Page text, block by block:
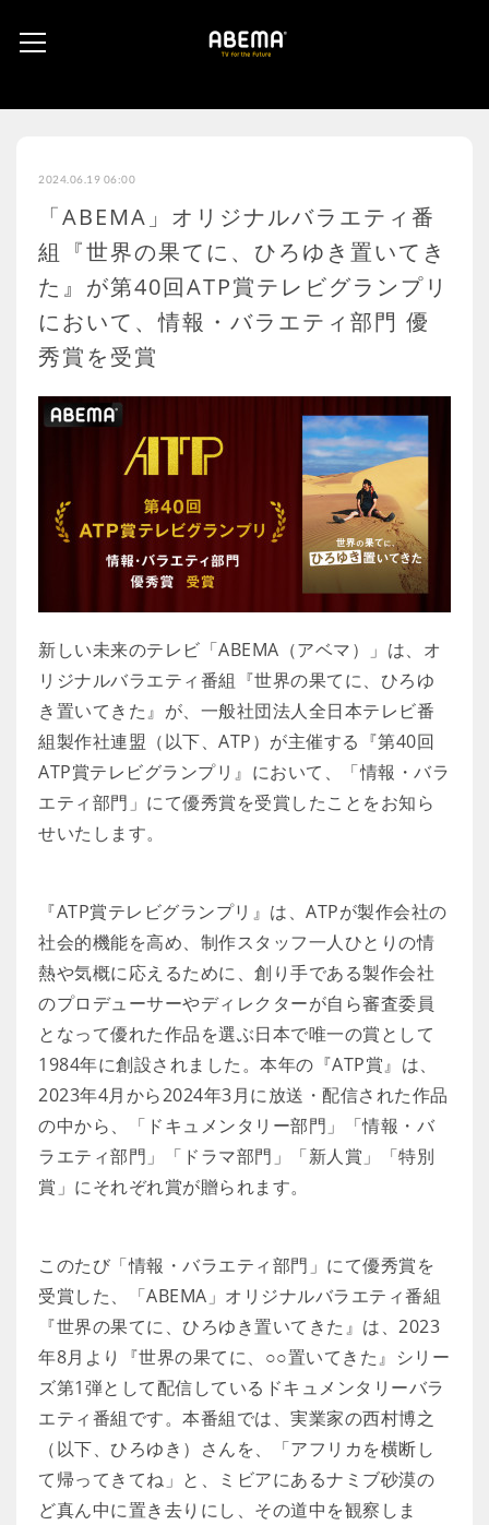
2024.06.19 06:00
「ABEMA」オリジナルバラエティ番
組『世界の果てに、ひろゆき置いてき
た』が第40回ATP賞テレビグランプリ
において、情報・バラエティ部門 優
秀賞を受賞
新しい未来のテレビ「ABEMA（アベマ）」は、オ
リジナルバラエティ番組『世界の果てに、ひろゆ
き置いてきた』が、一般社団法人全日本テレビ番
組製作社連盟（以下、ATP）が主催する『第40回
ATP賞テレビグランプリ』において、「情報・バラ
エティ部門」にて優秀賞を受賞したことをお知ら
せいたします。
『ATP賞テレビグランプリ』は、ATPが製作会社の
社会的機能を高め、制作スタッフ一人ひとりの情
熱や気概に応えるために、創り手である製作会社
のプロデューサーやディレクターが自ら審査委員
となって優れた作品を選ぶ日本で唯一の賞として
1984年に創設されました。本年の『ATP賞』は、
2023年4月から2024年3月に放送・配信された作品
の中から、「ドキュメンタリー部門」「情報・バ
ラエティ部門」「ドラマ部門」「新人賞」「特別
賞」にそれぞれ賞が贈られます。
このたび「情報・バラエティ部門」にて優秀賞を
受賞した、「ABEMA」オリジナルバラエティ番組
『世界の果てに、ひろゆき置いてきた』は、2023
年8月より『世界の果てに、○○置いてきた』シリー
ズ第1弾として配信しているドキュメンタリーバラ
エティ番組です。本番組では、実業家の西村博之
（以下、ひろゆき）さんを、「アフリカを横断し
て帰ってきてね」と、ミビアにあるナミブ砂漠の
ど真ん中に置き去りにし、その道中を観察しま